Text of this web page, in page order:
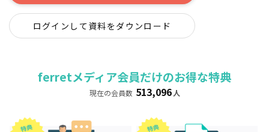
ログインして資料をダウンロード
ferretメディア会員だけのお得な特典
現在の会員数 513,096 人